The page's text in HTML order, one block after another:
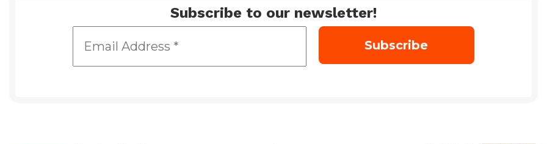
Subscribe to our newsletter!